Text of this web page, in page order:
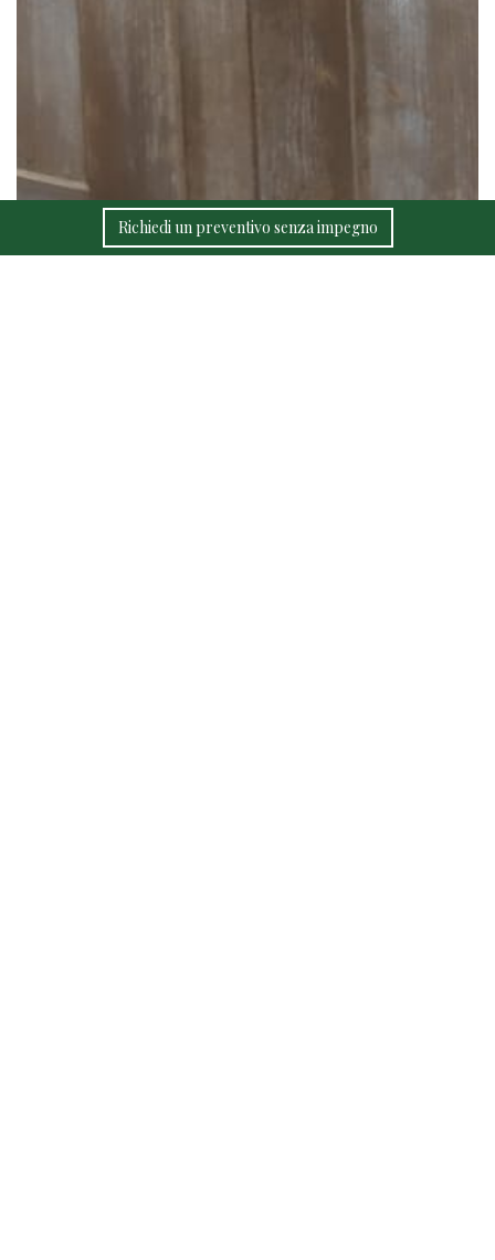
Richiedi un preventivo senza impegno